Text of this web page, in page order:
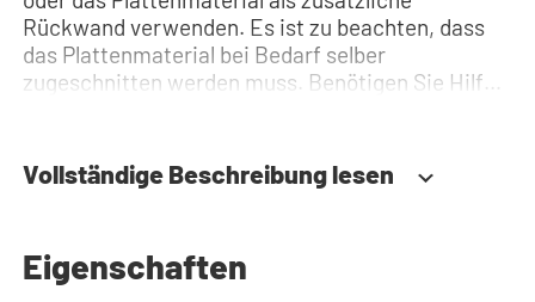
Rückwand verwenden. Es ist zu beachten, dass
das Plattenmaterial bei Bedarf selber
zugeschnitten werden muss. Benötigen Sie Hilfe?
Verwenden Sie unseren Konfigurator, um Ihren
Waschmaschinenschrank zusammenzustellen.
Vollständige Beschreibung lesen
Eigenschaften